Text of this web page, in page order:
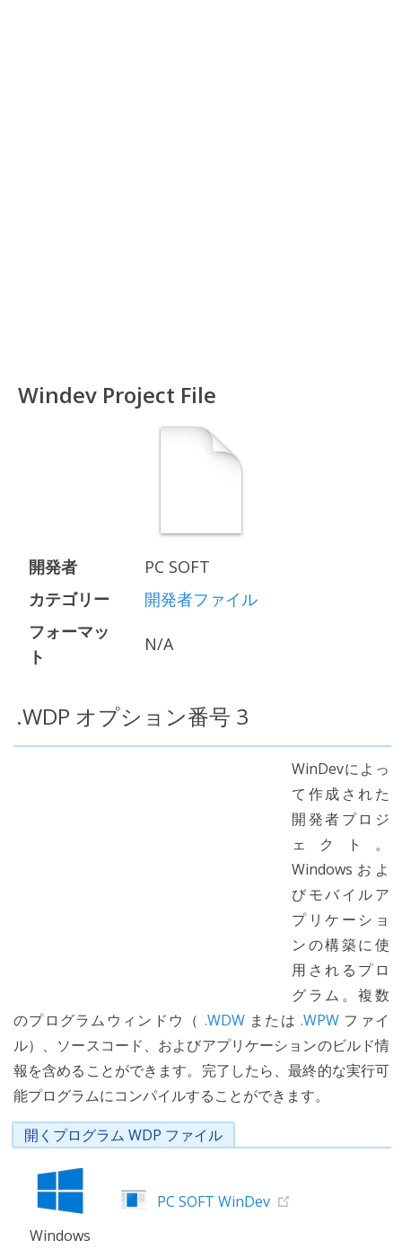
Windev Project File
開発者
PC SOFT
カテゴリー
開発者ファイル
フォーマッ
ト
N/A
.WDP オプション番号 3
WinDevによっ
て作成された
開発者プロジ
ェクト。
Windowsおよ
びモバイルア
プリケーショ
ンの構築に使
用されるプロ
グラム。複数
のプログラムウィンドウ（ .WDWまたは.WPW ファイ
ル）、ソースコード、およびアプリケーションのビルド情
報を含めることができます。完了したら、最終的な実行可
能プログラムにコンパイルすることができます。
開くプログラム WDP ファイル
Windows
PC SOFT WinDev